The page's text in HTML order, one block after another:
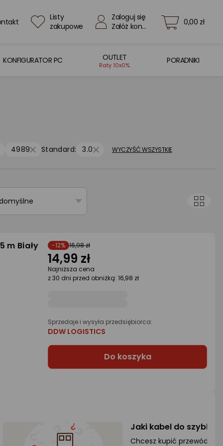
Listy
zakupowe
Zaloguj się
Załóż konto
0,00 zł
KONFIGURATOR PC OUTLET
Raty 10x0%
PORADNIKI
4989 Standard: 3.0 WYCZYŚĆ WSZYSTKIE
m Biały -12% 16,98 zł
14,99 zł
Najniższa cena
z 30 dni przed obniżką: 16,98 zł
Sprzedaje i wysyła przedsiębiorca:
DDW LOGISTICS
Do koszyka
Jaki kabel do
Chcesz kupić przewód